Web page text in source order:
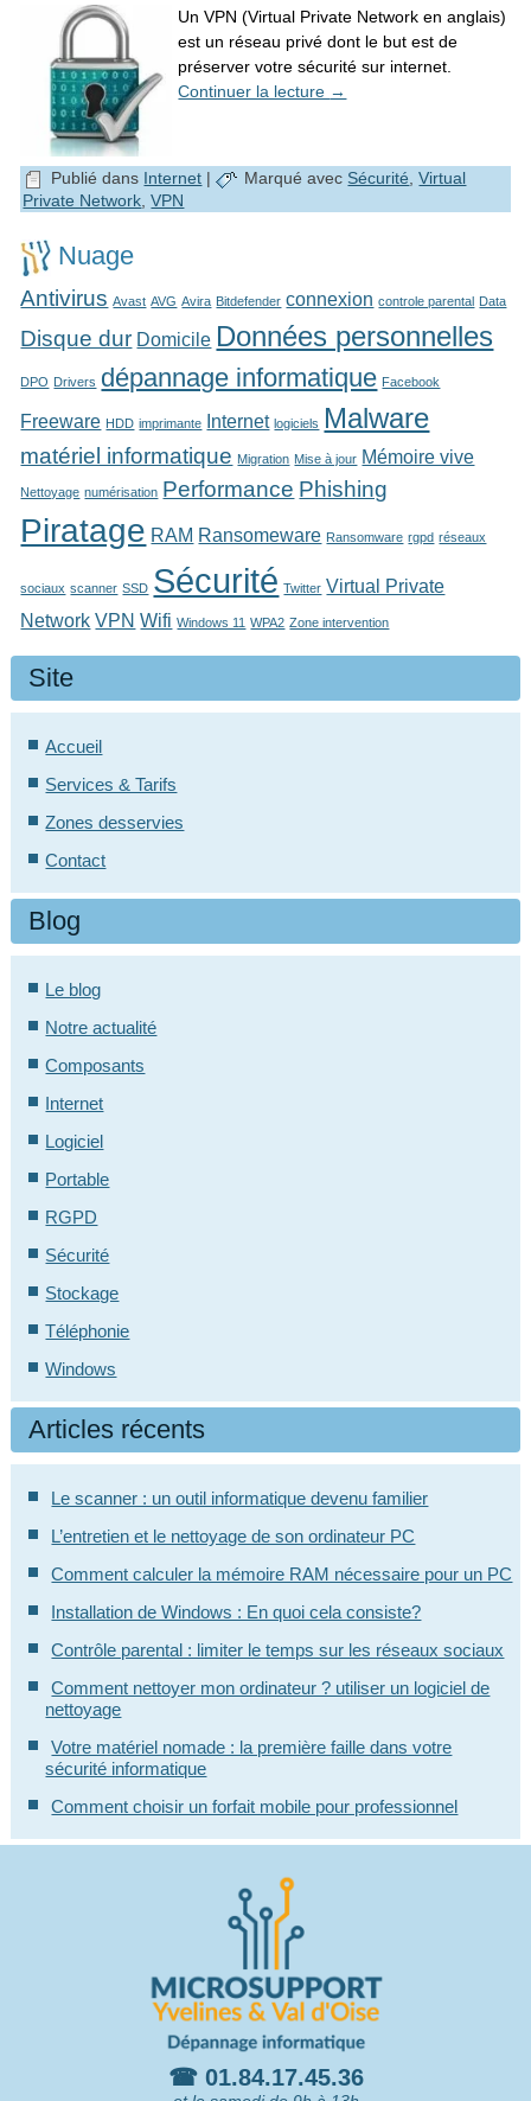
Un VPN (Virtual Private Network en anglais)
est un réseau privé dont le but est de
préserver votre sécurité sur internet.
Continuer la lecture →
Publié dans Internet | Marqué avec Sécurité,Virtual
Private Network ,VPN
Nuage
Antivirus Avast AVG Avira Bitdefender connexion controle parental Data
Disque dur Domicile Données personnelles
DPO Drivers dépannage informatique Facebook
Freeware HDD imprimante Internet logiciels Malware
matériel informatique Migration Mise à jour Mémoire vive
Nettoyage numérisation Performance Phishing
Piratage RAM Ransomeware Ransomware rgpd réseaux
sociaux scanner SSD Sécurité Twitter Virtual Private
Network VPN Wifi Windows 11 WPA2 Zone intervention
Site
Accueil
Services & Tarifs
Zones desservies
Contact
Blog
Le blog
Notre actualité
Composants
Internet
Logiciel
Portable
RGPD
Sécurité
Stockage
Téléphonie
Windows
Articles récents
Le scanner : un outil informatique devenu familier
L’entretien et le nettoyage de son ordinateur PC
Comment calculer la mémoire RAM nécessaire pour un PC
Installation de Windows : En quoi cela consiste?
Contrôle parental : limiter le temps sur les réseaux sociaux
Comment nettoyer mon ordinateur ? utiliser un logiciel de
nettoyage
Votre matériel nomade : la première faille dans votre
sécurité informatique
Comment choisir un forfait mobile pour professionnel
☎ 01.84.17.45.36